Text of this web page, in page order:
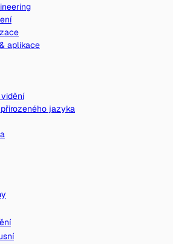
aplikace
jazyka